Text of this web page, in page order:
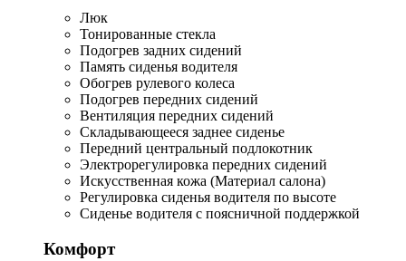
Люк
Тонированные стекла
Подогрев задних сидений
Память сиденья водителя
Обогрев рулевого колеса
Подогрев передних сидений
Вентиляция передних сидений
Складывающееся заднее сиденье
Передний центральный подлокотник
Электрорегулировка передних сидений
Искусственная кожа (Материал салона)
Регулировка сиденья водителя по высоте
Сиденье водителя с поясничной поддержкой
Комфорт